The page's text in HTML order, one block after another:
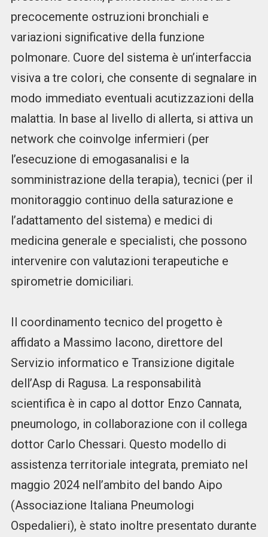
precocemente ostruzioni bronchiali e
variazioni significative della funzione
polmonare. Cuore del sistema è un’interfaccia
visiva a tre colori, che consente di segnalare in
modo immediato eventuali acutizzazioni della
malattia. In base al livello di allerta, si attiva un
network che coinvolge infermieri (per
l’esecuzione di emogasanalisi e la
somministrazione della terapia), tecnici (per il
monitoraggio continuo della saturazione e
l’adattamento del sistema) e medici di
medicina generale e specialisti, che possono
intervenire con valutazioni terapeutiche e
spirometrie domiciliari.
Il coordinamento tecnico del progetto è
affidato a Massimo Iacono, direttore del
Servizio informatico e Transizione digitale
dell’Asp di Ragusa. La responsabilità
scientifica è in capo al dottor Enzo Cannata,
pneumologo, in collaborazione con il collega
dottor Carlo Chessari. Questo modello di
assistenza territoriale integrata, premiato nel
maggio 2024 nell’ambito del bando Aipo
(Associazione Italiana Pneumologi
Ospedalieri), è stato inoltre presentato durante